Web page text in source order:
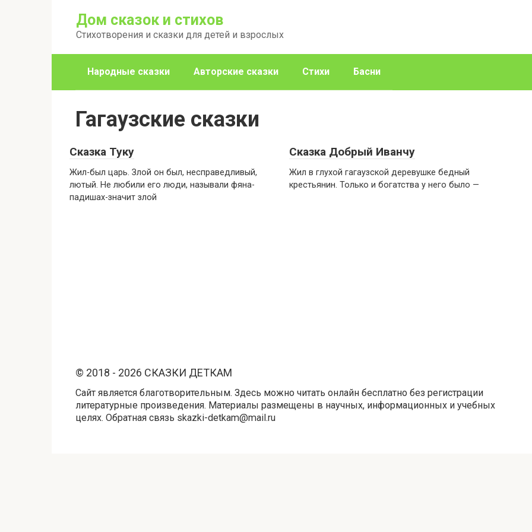
Дом сказок и стихов
Стихотворения и сказки для детей и взрослых
Народные сказки Авторские сказки Стихи Басни
Гагаузские сказки
Сказка Туку
Жил-был царь. Злой он был, несправедливый,
лютый. Не любили его люди, называли фяна-
падишах-значит злой
Сказка Добрый Иванчу
Жил в глухой гагаузской деревушке бедный
крестьянин. Только и богатства у него было —
© 2018 - 2026 СКАЗКИ ДЕТКАМ
Сайт является благотворительным. Здесь можно читать онлайн бесплатно без регистрации
литературные произведения. Материалы размещены в научных, информационных и учебных
целях. Обратная связь skazki-detkam@mail.ru